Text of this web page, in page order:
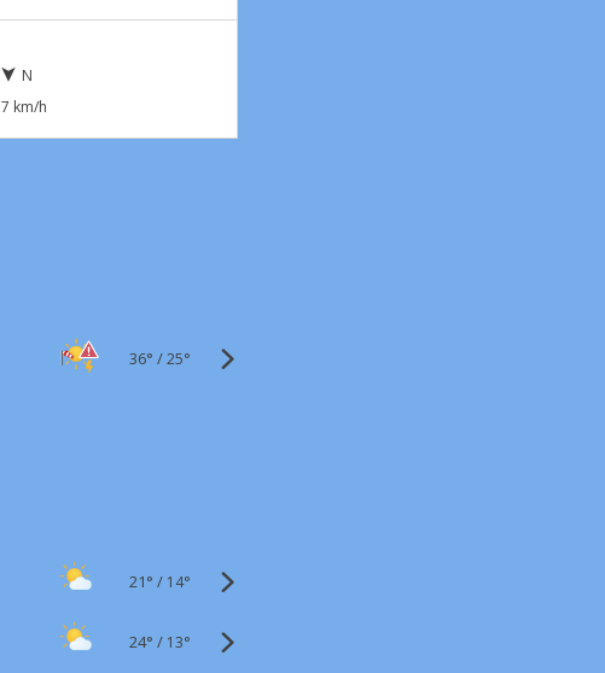
N
7 km/h
36° /25°
21° / 14°
24° / 13°